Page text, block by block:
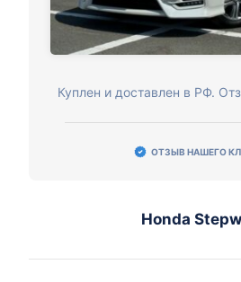
Куплен и доставлен в РФ.
ОТЗЫВ НАШЕГО
Honda